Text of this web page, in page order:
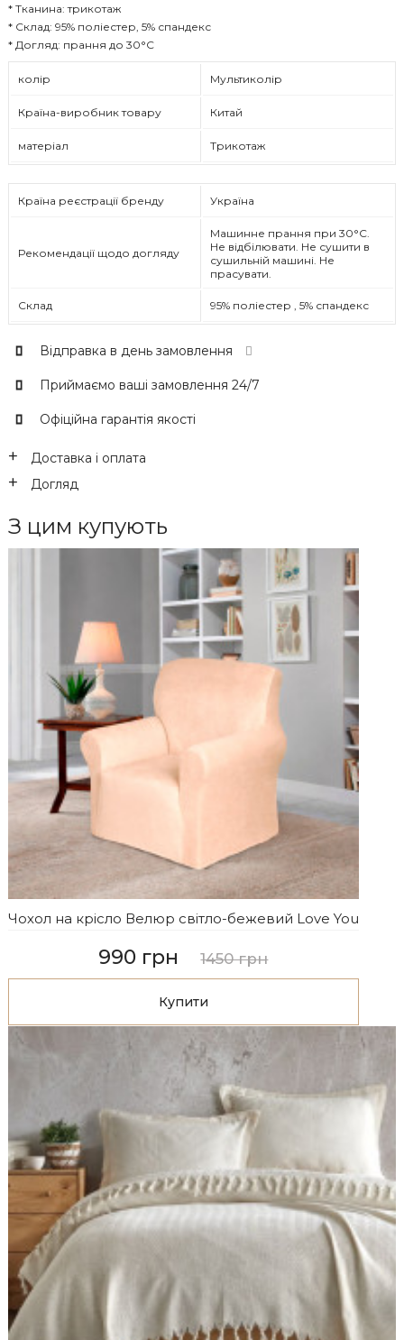
колір Мультиколір
Країна-виробник товару Китай
матеріал Трикотаж
Країна реєстрації бренду Україна
Рекомендації щодо догляду
Машинне прання при 30°C.
Не відбілювати. Не сушити в
сушильній машині. Не
прасувати.
Склад 95% поліестер , 5% спандекс
Відправка в день замовлення
Приймаємо ваші замовлення 24/7
Офіційна гарантія якості
Доставка і оплата
Догляд
* Тканина: трикотаж
* Склад: 95% поліестер, 5% спандекс
* Догляд: прання до 30°C
З цим купують
Чохол на крісло Велюр світло-бежевий Love You
990 грн 1450 грн
Купити